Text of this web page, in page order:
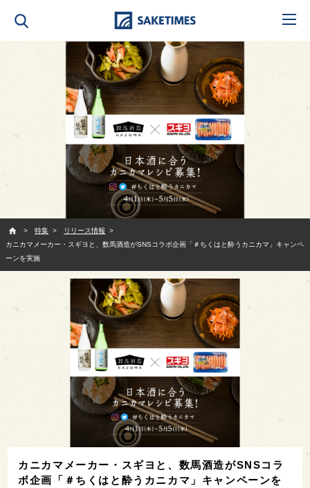
特集
リリース情報
カニカマメーカー・スギヨと、数馬酒造がSNSコラボ企画「＃ちくはと酔うカニカマ」キャンペ
ーンを実施
カニカマメーカー・スギヨと、数馬酒造がSNSコラ
ボ企画「＃ちくはと酔うカニカマ」キャンペーンを